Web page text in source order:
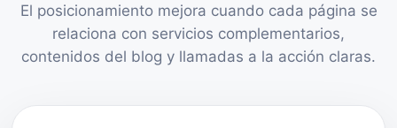
El posicionamiento mejora cuando cada página se
relaciona con servicios complementarios,
contenidos del blog y llamadas a la acción claras.